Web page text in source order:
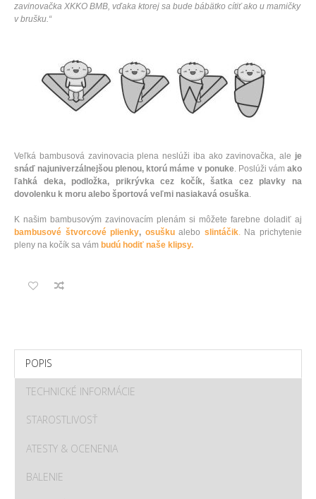
zavinovačka XKKO BMB, vďaka ktorej sa bude bábätko cítiť ako u mamičky
v brušku.“
Veľká bambusová zavinovacia plena neslúži iba ako zavinovačka, ale je
snáď najuniverzálnejšou plenou, ktorú máme v ponuke. Poslúži vámako
ľahká deka, podložka, prikrývka cez kočík, šatka cez plavky na
dovolenku k moru alebo športová veľmi nasiakavá osuška.
K našim bambusovým zavinovacím plenám si môžete farebne doladiť aj
bambusové štvorcové plienky, osuškualebo slintáčik.Na prichytenie
pleny na kočík sa vám budú hodiť naše klipsy.
POPIS
TECHNICKÉ INFORMÁCIE
STAROSTLIVOSŤ
ATESTY & OCENENIA
BALENIE